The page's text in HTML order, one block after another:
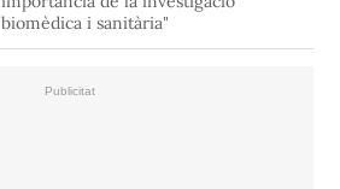
biomèdica i sanitària"